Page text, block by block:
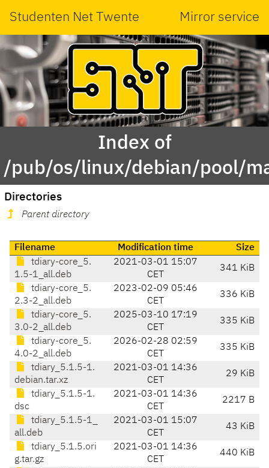
Studenten Net Twente Mirror service
Index of
/pub/os/linux/debian/pool/
Directories
Parent directory
Filename Modification time
Size
tdiary-core_5.
1.5-1_all.deb
2021-03-01 15:07
CET
341 KiB
tdiary-core_5.
2.3-2_all.deb
2023-02-09 05:46
CET
336 KiB
tdiary-core_5.
3.0-2_all.deb
2025-03-10 17:19
CET
335 KiB
tdiary-core_5.
4.0-2_all.deb
2026-02-28 02:59
CET
335 KiB
tdiary_5.1.5-1.
debian.tar.xz
2021-03-01 14:36
CET
29 KiB
tdiary_5.1.5-1.
dsc
2021-03-01 14:36
CET
2217 B
tdiary_5.1.5-1_
all.deb
2021-03-01 15:07
CET
43 KiB
tdiary_5.1.5.ori
g.tar.gz
2021-03-01 14:36
CET
440 KiB